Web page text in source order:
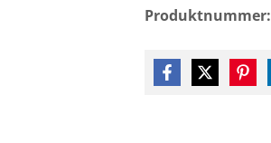
Produktnummer: